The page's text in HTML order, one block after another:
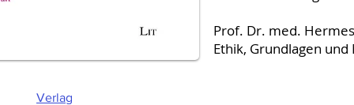
Prof. Dr. med.
Ethik, Grundlagen
Verlag